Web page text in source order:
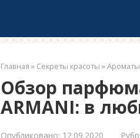
Главная » Секреты красоты »Ароматы
Обзор
ARMANI: в
Опубликовано: 12.09.2020